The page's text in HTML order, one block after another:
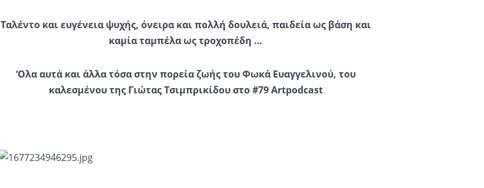
Ταλέντο και ευγένεια ψυχής, όνειρα και πολλή δουλειά, παιδεία ως βάση και
καμία ταμπέλα ως τροχοπέδη …
‘Oλα αυτά και άλλα τόσα στην πορεία ζωής του Φωκά Ευαγγελινού, του
καλεσμένου της Γιώτας Τσιμπρικίδου στο #79Artpodcast